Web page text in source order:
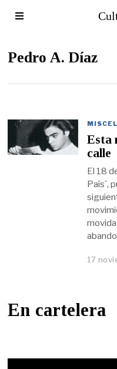
Pedro A. Díaz
Esta
calle
El 18
País´,
17
En cartelera